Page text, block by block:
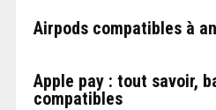
Airpods compatibles à
Apple pay : tout savoir,
compatibles